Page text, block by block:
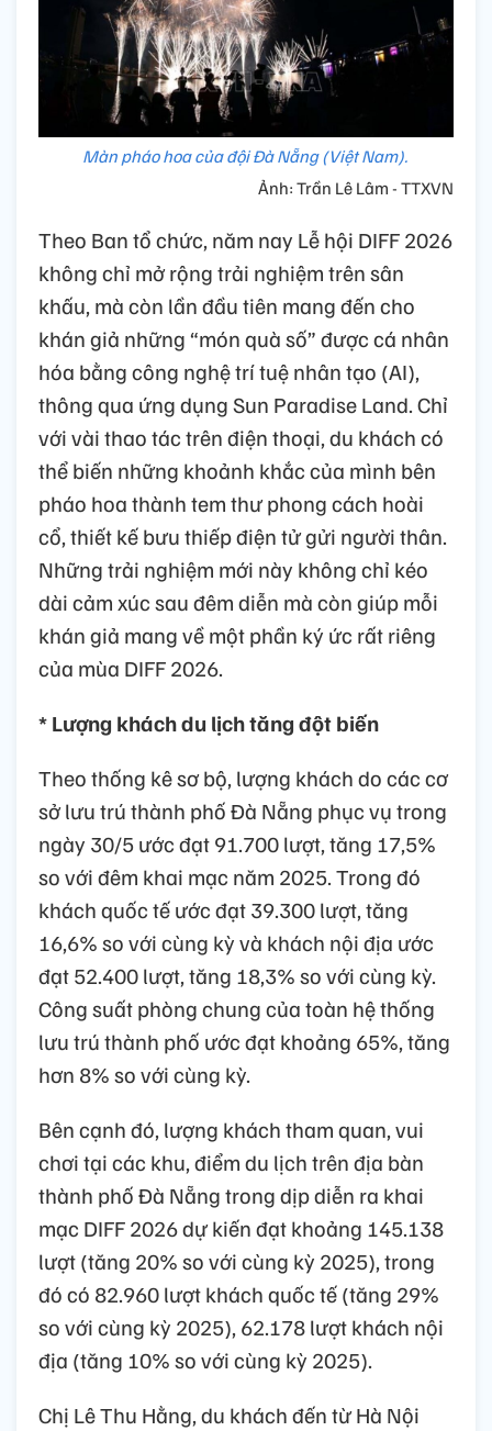
Màn pháo hoa của đội Đà Nẵng (Việt Nam).
Ảnh: Trần Lê Lâm - TTXVN
Theo Ban tổ chức, năm nay Lễ hội DIFF 2026
không chỉ mở rộng trải nghiệm trên sân
khấu, mà còn lần đầu tiên mang đến cho
khán giả những “món quà số” được cá nhân
hóa bằng công nghệ trí tuệ nhân tạo (AI),
thông qua ứng dụng Sun Paradise Land. Chỉ
với vài thao tác trên điện thoại, du khách có
thể biến những khoảnh khắc của mình bên
pháo hoa thành tem thư phong cách hoài
cổ, thiết kế bưu thiếp điện tử gửi người thân.
Những trải nghiệm mới này không chỉ kéo
dài cảm xúc sau đêm diễn mà còn giúp mỗi
khán giả mang về một phần ký ức rất riêng
của mùa DIFF 2026.
* Lượng khách du lịch tăng đột biến
Theo thống kê sơ bộ, lượng khách do các cơ
sở lưu trú thành phố Đà Nẵng phục vụ trong
ngày 30/5 ước đạt 91.700 lượt, tăng 17,5%
so với đêm khai mạc năm 2025. Trong đó
khách quốc tế ước đạt 39.300 lượt, tăng
16,6% so với cùng kỳ và khách nội địa ước
đạt 52.400 lượt, tăng 18,3% so với cùng kỳ.
Công suất phòng chung của toàn hệ thống
lưu trú thành phố ước đạt khoảng 65%, tăng
hơn 8% so với cùng kỳ.
Bên cạnh đó, lượng khách tham quan, vui
chơi tại các khu, điểm du lịch trên địa bàn
thành phố Đà Nẵng trong dịp diễn ra khai
mạc DIFF 2026 dự kiến đạt khoảng 145.138
lượt (tăng 20% so với cùng kỳ 2025), trong
đó có 82.960 lượt khách quốc tế (tăng 29%
so với cùng kỳ 2025), 62.178 lượt khách nội
địa (tăng 10% so với cùng kỳ 2025).
Chị Lê Thu Hằng, du khách đến từ Hà Nội